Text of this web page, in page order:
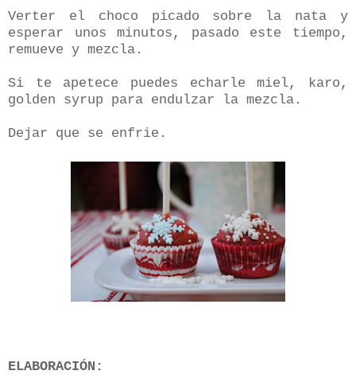
Verter el choco picado sobre la nata y
esperar unos minutos, pasado este tiempo,
remueve y mezcla.
Si te apetece puedes echarle miel, karo,
golden syrup para endulzar la mezcla.
Dejar que se enfrie.
ELABORACIÓN: